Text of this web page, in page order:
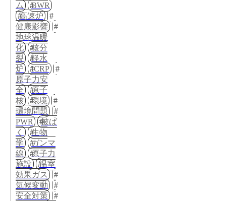
ム
BWR
高速炉
健康影響
地球温暖
化
核分
裂
軽水
炉
ICRP
原子力安
全
原子
核
環境
環境問題
PWR
被ば
く
生物
学
ガンマ
線
原子力
施設
温室
効果ガス
気候変動
安全対策